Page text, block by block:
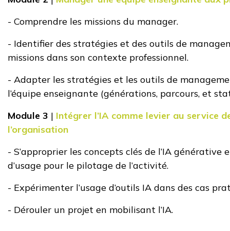
- Comprendre les missions du manager.
- Identifier des stratégies et des outils de
missions dans son contexte professionnel.
- Adapter les stratégies et les outils de
l’équipe enseignante (générations, parcours, et
Module 3 | Intégrer l’IA comme levier au service
l’organisation
- S’approprier les concepts clés de l’IA générative
d’usage pour le pilotage de l’activité.
- Expérimenter l’usage d’outils IA dans des cas
- Dérouler un projet en mobilisant l’IA.